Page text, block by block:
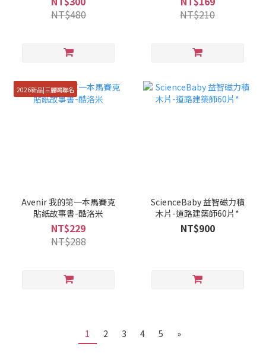
NT$480
NT$210
2026新品|三麗鷗聯名
Avenir 我的第一本馬賽克
貼紙故事書-酷洛米
NT$229
NT$288
ScienceBaby 益智磁力積
木片-道路建築師60片*
NT$900
1 2 3 4 5 »